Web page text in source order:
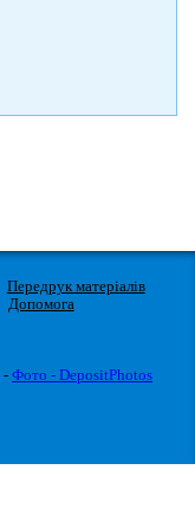
Передрук матеріалів
Допомога
- Фото - DepositPhotos